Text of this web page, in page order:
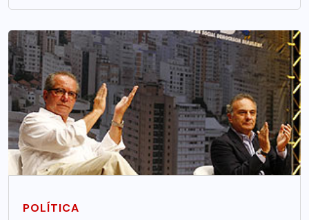
POLÍTICA